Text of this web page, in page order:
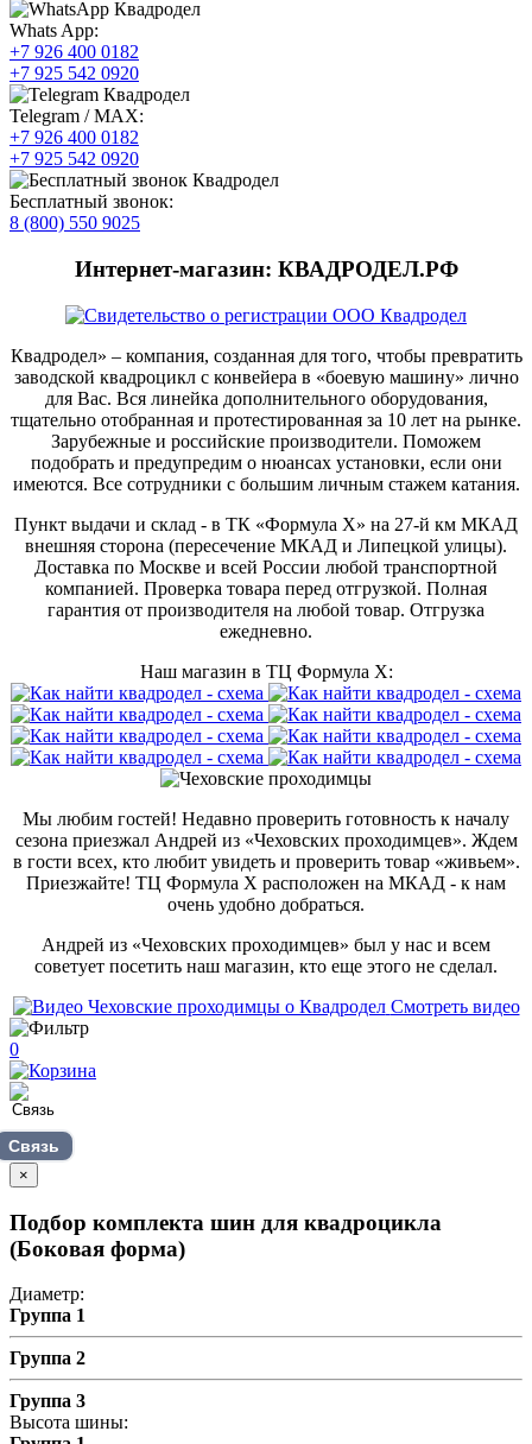
Whats App:
+7 926 400 0182
+7 925 542 0920
Telegram / MAX:
+7 926 400 0182
+7 925 542 0920
Бесплатный звонок:
8 (800) 550 9025
Интернет-магазин: КВАДРОДЕЛ.РФ
Квадродел» – компания, созданная для того, чтобы превратить
заводской квадроцикл с конвейера в «боевую машину» лично
для Вас. Вся линейка дополнительного оборудования,
тщательно отобранная и протестированная за 10 лет на рынке.
Зарубежные и российские производители. Поможем
подобрать и предупредим о нюансах установки, если они
имеются. Все сотрудники с большим личным стажем катания.
Пункт выдачи и склад - в ТК «Формула X» на 27-й км МКАД
внешняя сторона (пересечение МКАД и Липецкой улицы).
Доставка по Москве и всей России любой транспортной
компанией. Проверка товара перед отгрузкой. Полная
гарантия от производителя на любой товар. Отгрузка
ежедневно.
Наш магазин в ТЦ Формула Х:
Мы любим гостей! Недавно проверить готовность к началу
сезона приезжал Андрей из «Чеховских проходимцев». Ждем
в гости всех, кто любит увидеть и проверить товар «живьем».
Приезжайте! ТЦ Формула Х расположен на МКАД - к нам
очень удобно добраться.
Андрей из «Чеховских проходимцев» был у нас и всем
советует посетить наш магазин, кто еще этого не сделал.
Смотреть видео
0
Связь
×
Подбор комплекта шин для квадроцикла
(Боковая форма)
Диаметр:
Группа 1
Группа 2
Группа 3
Высота шины: